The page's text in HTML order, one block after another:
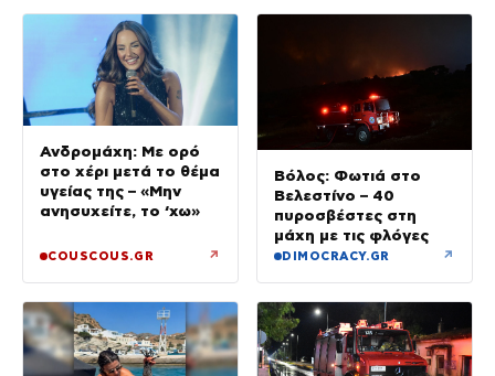
Ανδρομάχη: Με ορό
στο χέρι μετά το θέμα
υγείας της – «Μην
ανησυχείτε, το ‘χω»
COUSCOUS.GR ↗
Βόλος: Φωτιά στο
Βελεστίνο – 40
πυροσβέστες στη
μάχη με τις φλόγες
DIMOCRACY.GR ↗